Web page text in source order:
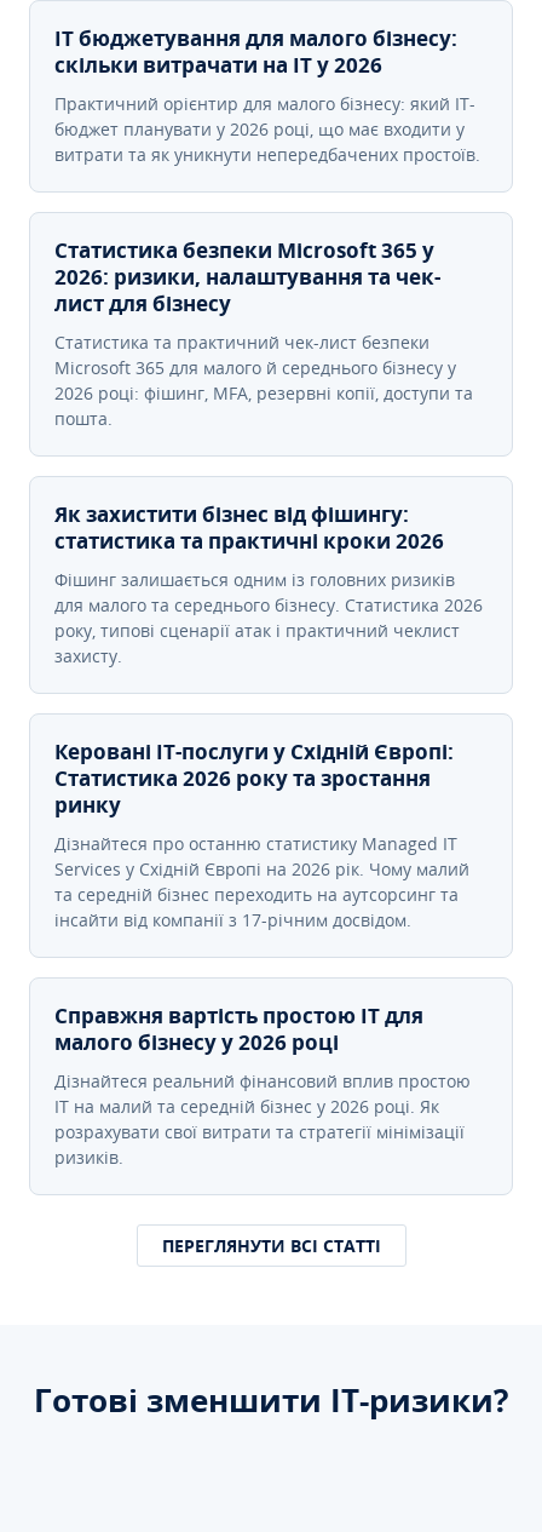
IT бюджетування для малого бізнесу:
скільки витрачати на IT у 2026
Практичний орієнтир для малого бізнесу: який IT-
бюджет планувати у 2026 році, що має входити у
витрати та як уникнути непередбачених простоїв.
Статистика безпеки Microsoft 365 у
2026: ризики, налаштування та чек-
лист для бізнесу
Статистика та практичний чек-лист безпеки
Microsoft 365 для малого й середнього бізнесу у
2026 році: фішинг, MFA, резервні копії, доступи та
пошта.
Як захистити бізнес від фішингу:
статистика та практичні кроки 2026
Фішинг залишається одним із головних ризиків
для малого та середнього бізнесу. Статистика 2026
року, типові сценарії атак і практичний чеклист
захисту.
Керовані ІТ-послуги у Східній Європі:
Статистика 2026 року та зростання
ринку
Дізнайтеся про останню статистику Managed IT
Services у Східній Європі на 2026 рік. Чому малий
та середній бізнес переходить на аутсорсинг та
інсайти від компанії з 17-річним досвідом.
Справжня вартість простою IT для
малого бізнесу у 2026 році
Дізнайтеся реальний фінансовий вплив простою
IT на малий та середній бізнес у 2026 році. Як
розрахувати свої витрати та стратегії мінімізації
ризиків.
ПЕРЕГЛЯНУТИ ВСІ СТАТТІ
Готові зменшити ІТ-ризики?